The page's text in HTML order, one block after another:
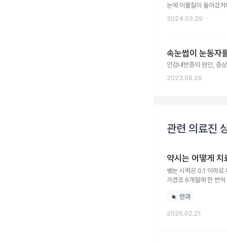
눈에 이물질이 들어갔
2024.03.29
속눈썹이 눈동자
안검내반증의 원인, 증
2023.06.26
관련 의료진
약시는 어떻게 치
쌩눈 시력은 0.1 이하로
가겠죠 6개월에 한 번
안과
2026.02.21